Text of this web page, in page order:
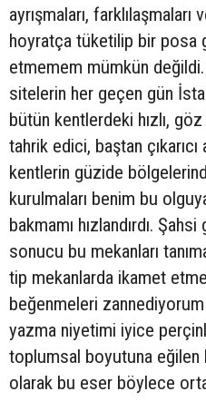
ayrışmaları,
hoyratça tüketilip bir posa
etmemem mümkün
sitelerin her geçen gün
bütün kentlerdeki hızlı, göz
tahrik edici, baştan
kentlerin güzide
kurulmaları benim bu
bakmamı hızlandırdı.
sonucu bu mekanları
tip mekanlarda ikamet
beğenmeleri
yazma niyetimi iyice
toplumsal boyutuna eğilen
olarak bu eser böylece